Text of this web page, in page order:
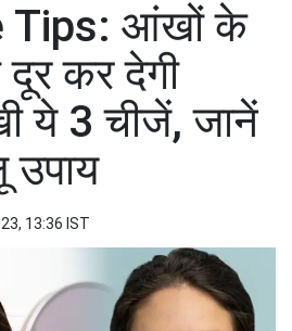
Tips: आंखों के
कर देगी
ये 3 चीजें, जानें
13:36 IST